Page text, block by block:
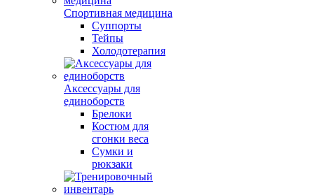
Спортивная медицина
Суппорты
Тейпы
Холодотерапия
Аксессуары для
единоборств
Брелоки
Костюм для
сгонки веса
Сумки и
рюкзаки